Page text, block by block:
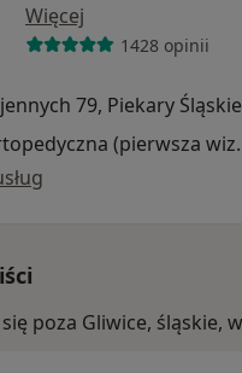
Więcej
1428 opinii
79, Piekary Śląskie
poza Gliwice,